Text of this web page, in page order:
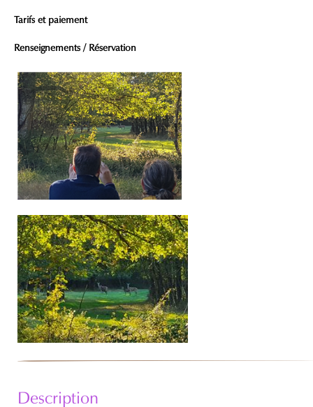
Tarifs et paiement
Renseignements / Réservation
Description